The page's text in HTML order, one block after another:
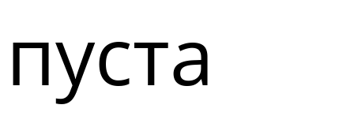
пуста